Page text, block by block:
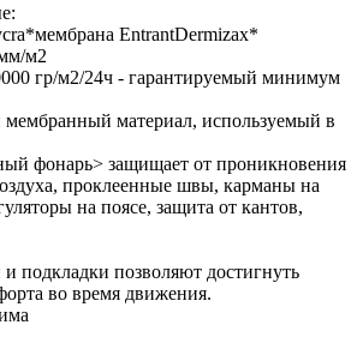
EntrantDermizax*
м2
гр/м2/24ч - гарантируемый минимум
мембранный материал, используемый в
фонарь> защищает от проникновения
проклеенные швы, карманы на
на поясе, защита от кантов,
подкладки позволяют достигнуть
во время движения.